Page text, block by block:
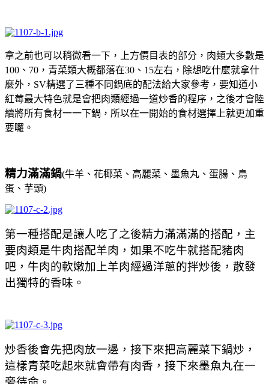
拿之前也可以稍微看一下，上方價目表的部分，肉類大多數是
100、70，青菜類大概都落在30、15左右，除想吃什麼就拿什
麼外，SV精選了三種不同鍋底的配法給大家參考，要知道小
紅莓最大特色就是會把肉類經過一道炒香的程序，之後才會陸
續將所有食材一一下鍋，所以在一開始的食材選擇上就更加重
要囉。
精力滿滿鍋(牛羊、花椰菜、高麗菜、墨魚丸、蛋腸、鳥
蛋、芋頭)
第一種搭配是讓人吃了之後精力滿滿滿的搭配，主
要肉類是牛肉搭配羊肉，如果不吃牛就搭配豬肉
吧，牛肉的軟嫩加上羊肉經過洋蔥的拌炒後，散發
出獨特的香味。
炒香後會先把肉放一邊，接下來把高麗菜下鍋炒，
這樣青菜吃起來就會帶有肉香，接下來墨魚丸在一